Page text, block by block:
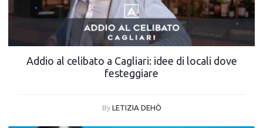
Addio al celibato a Cagliari: idee di locali dove
festeggiare
By LETIZIA DEHÒ